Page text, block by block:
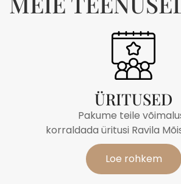
ÜRITUSED
Pakume teile
korraldada üritusi Ravila
Loe rohkem